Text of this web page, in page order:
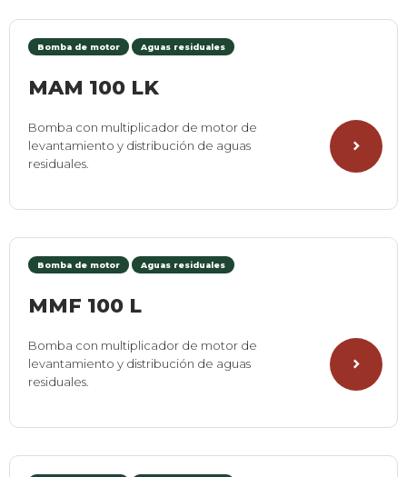
Bomba de motor Aguas residuales
MAM 100 LK
Bomba con multiplicador de motor de
levantamiento y distribución de aguas
residuales.
Bomba de motor Aguas residuales
MMF 100 L
Bomba con multiplicador de motor de
levantamiento y distribución de aguas
residuales.